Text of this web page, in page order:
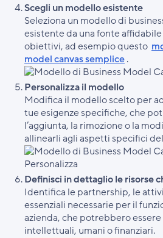
Scegli un modello esistente
Seleziona un modello di
esistente da una fonte
obiettivi, ad esempio questo
model canvas semplice.
Personalizza il modello
Modifica il modello scelto per
tue esigenze specifiche, che
l’aggiunta, la rimozione o la
allinearli agli aspetti specifici
Definisci in dettaglio le risorse
Identifica le partnership, le
essenziali necessarie per il
azienda, che potrebbero essere
intellettuali, umani o finanziari.